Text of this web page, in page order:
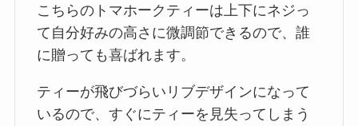
こちらのトマホークティーは上下にネジっ
て自分好みの高さに微調節できるので、誰
に贈っても喜ばれます。
ティーが飛びづらいリブデザインになって
いるので、すぐにティーを見失ってしまう